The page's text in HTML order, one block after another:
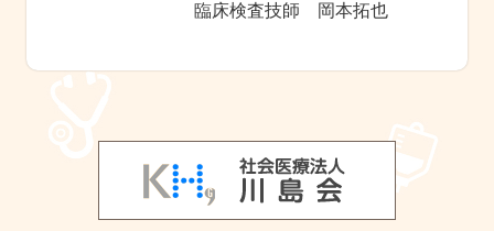
臨床検査技師 岡本拓也